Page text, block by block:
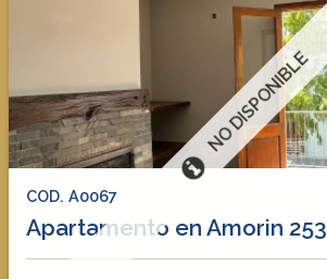
NO DISPONIBLE
COD. A0067
Apartamento en Amorin 253